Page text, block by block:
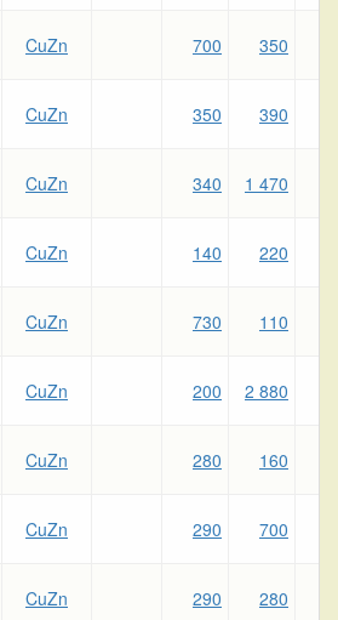
CuZn 700 350
CuZn 350 390
CuZn 340 1 470
CuZn 140 220
CuZn 730 110
CuZn 200 2 880
CuZn 280 160
CuZn 290 700
CuZn 290 280